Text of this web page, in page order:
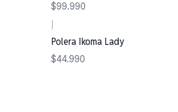
$99.990
Polera Ikoma Lady
$44.990